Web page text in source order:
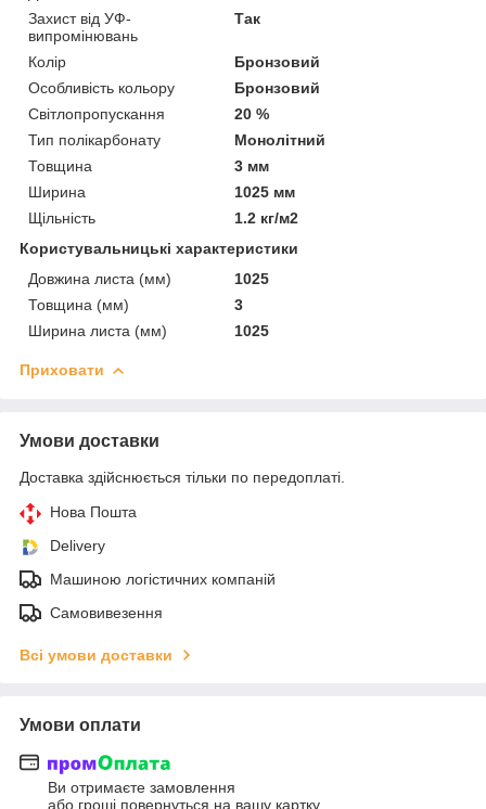
Захист від УФ-
випромінювань
Так
Колір
Бронзовий
Особливість кольору
Бронзовий
Світлопропускання
20 %
Тип полікарбонату
Монолітний
Товщина
3 мм
Ширина
1025 мм
Щільність
1.2 кг/м2
Користувальницькі характеристики
Довжина листа (мм)
1025
Товщина (мм)
3
Ширина листа (мм)
1025
Приховати
Умови доставки
Доставка здійснюється тільки по передоплаті.
Нова Пошта
Delivery
Машиною логістичних компаній
Самовивезення
Всі умови доставки
Умови оплати
Ви отримаєте замовлення
або гроші повернуться на вашу картку